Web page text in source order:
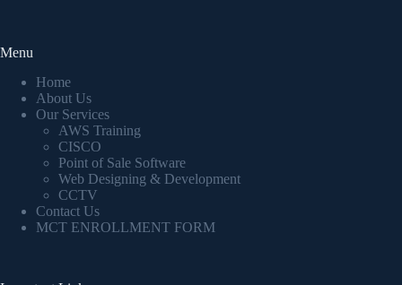
Menu
Home
About Us
Our Services
AWS Training
CISCO
Point of Sale Software
Web Designing & Development
CCTV
Contact Us
MCT ENROLLMENT FORM